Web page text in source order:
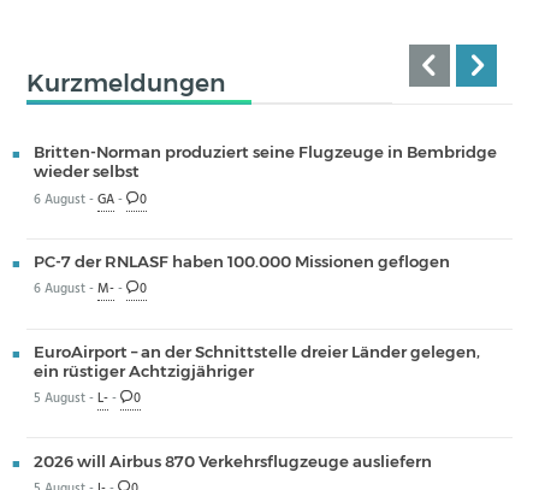
Kurzmeldungen
Britten-Norman produziert seine Flugzeuge in Bembridge
wieder selbst
6 August -GA- 0
PC-7 der RNLASF haben 100.000 Missionen geflogen
6 August -M-- 0
EuroAirport – an der Schnittstelle dreier Länder gelegen,
ein rüstiger Achtzigjähriger
5 August -L-- 0
2026 will Airbus 870 Verkehrsflugzeuge ausliefern